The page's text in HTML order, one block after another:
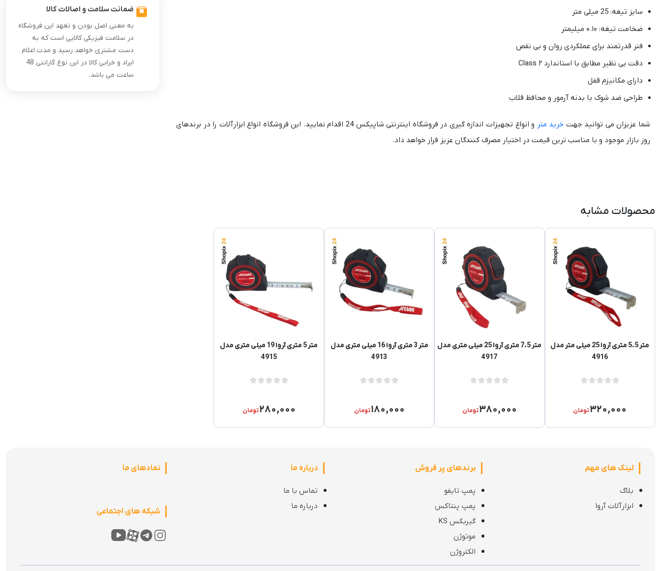
سایز تیغه: 25 میلی متر
ضخامت تیغه: ۰.۱۰ میلیمتر
فنر قدرتمند برای عملکردی روان و بی نقص
دقت بی نظیر مطابق با استاندارد Class ۲
دارای مکانیزم قفل
طراحی ضد شوک با بدنه آرمور و محافظ قلاب
شما عزیزان می توانید جهت خرید متر
و انواع تجهیزات اندازه گیری در فروشگاه اینترنتی شاپیکس 24 اقدام نمایید. این فروشگاه انواع ابزارآلات را در برندهای
روز بازار موجود و با مناسب ترین قیمت در اختیار مصرف کنندگان عزیز فرار خواهد داد.
ضمانت سلامت و اصالات کالا
به معنی اصل بودن و تعهد این فروشگاه
در سلامت فیزیکی کالایی است که به
دست مشتری خواهد رسید و مدت اعلام
ایراد و خرابی کالا در این نوع گارانتی 48
ساعت می باشد.
محصولات مشابه
متر 5.5 متری آروا 25 میلی متر مدل
4916
۳۲۰,۰۰۰تومان
متر 7.5 متری آروا 25 میلی متری مدل
4917
۳۸۰,۰۰۰تومان
متر 3 متری آروا 16 میلی متری مدل
4913
۱۸۰,۰۰۰تومان
متر 5 متری آروا 19 میلی متری مدل
4915
۲۸۰,۰۰۰تومان
لینک های مهم
بلاگ
ابزارآلات آروا
برندهای پر فروش
پمپ تایفو
پمپ پنتاکس
گیربکس KS
موتوژن
الکتروژن
درباره ما
تماس با ما
درباره ما
نمادهای ما
شبکه های اجتماعی